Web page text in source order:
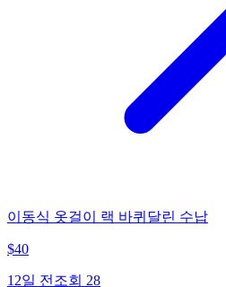
이동식 옷걸이 랙 바퀴달린 수납
$40
12일 전 조회 28